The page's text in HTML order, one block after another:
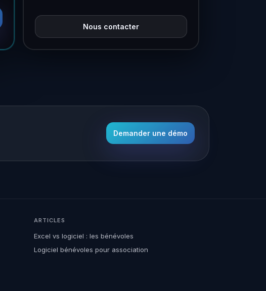
Nous contacter
Demander une démo
ARTICLES
Excel vs logiciel : les bénévoles
Logiciel bénévoles pour association